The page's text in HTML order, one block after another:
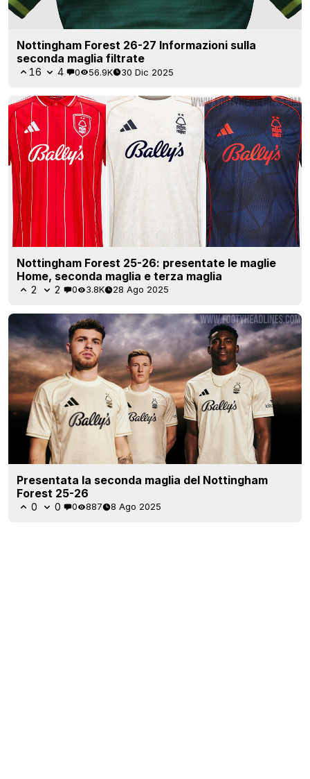
Nottingham Forest 26-27 Informazioni sulla
seconda maglia filtrate
16 4 0 56.9K 30 Dic 2025
Nottingham Forest 25-26: presentate le maglie
Home, seconda maglia e terza maglia
2 2 0 3.8K 28 Ago 2025
Presentata la seconda maglia del Nottingham
Forest 25-26
0 0 0 887 8 Ago 2025